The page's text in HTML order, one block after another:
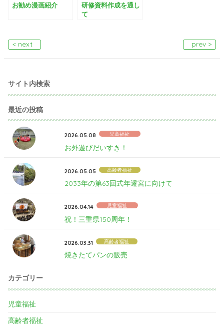
お勧め漫画紹介
研修資料作成を通し
て
< next prev >
サイト内検索
最近の投稿
2026.05.08 児童福祉
お外遊びだいすき！
2026.05.05 高齢者福祉
2033年の第63回式年遷宮に向けて
2026.04.14 児童福祉
祝！三重県150周年！
2026.03.31 高齢者福祉
焼きたてパンの販売
カテゴリー
児童福祉
高齢者福祉